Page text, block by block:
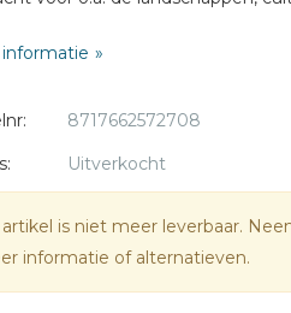
door alle continenten. Zo
: BoxSet
: 1620 minuten
8717662572708
Uitverkocht
is niet meer leverbaar.
informatie of alternatieven.